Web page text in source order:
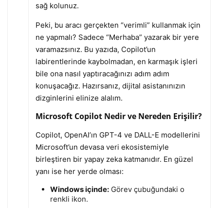
sağ kolunuz.
Peki, bu aracı gerçekten “verimli” kullanmak için
ne yapmalı? Sadece “Merhaba” yazarak bir yere
varamazsınız. Bu yazıda, Copilot’un
labirentlerinde kaybolmadan, en karmaşık işleri
bile ona nasıl yaptıracağınızı adım adım
konuşacağız. Hazırsanız, dijital asistanınızın
dizginlerini elinize alalım.
Microsoft Copilot Nedir ve Nereden Erişilir?
Copilot, OpenAI’ın GPT-4 ve DALL-E modellerini
Microsoft’un devasa veri ekosistemiyle
birleştiren bir yapay zeka katmanıdır. En güzel
yanı ise her yerde olması:
Windows içinde:Görev çubuğundaki o
renkli ikon.